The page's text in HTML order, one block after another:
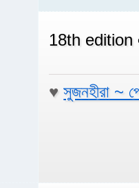
18th edition
♥সুজনহীরা ~